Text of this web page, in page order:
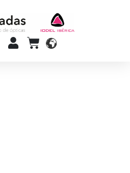
CART